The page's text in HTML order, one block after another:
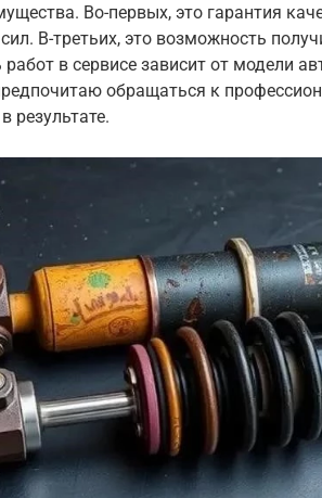
Во-первых, это гарантия
В-третьих, это возможность
в сервисе зависит от модели
обращаться к
результате.